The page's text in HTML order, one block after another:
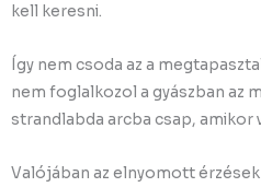
kell keresni.
Így nem csoda az a
nem foglalkozol a gyászban az
strandlabda arcba csap, amikor
Valójában az elnyomott